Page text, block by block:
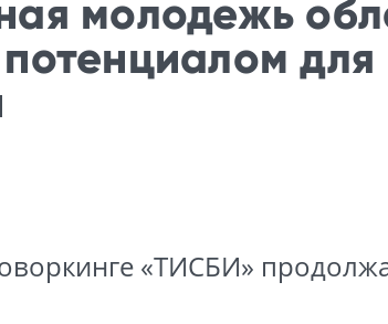
молодежь
для
«ТИСБИ»